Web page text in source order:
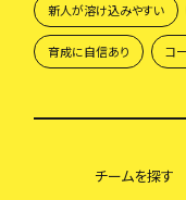
新人が溶け込みやすい
育成に自信あり コ
チームを探す